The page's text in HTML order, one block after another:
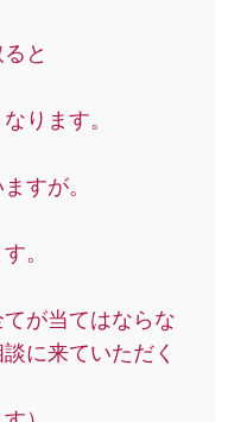
と
ります。
すが。
。
てが当てはならな
に来ていただく